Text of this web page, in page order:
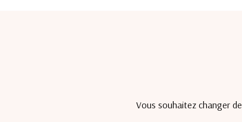
Vous souhaitez changer